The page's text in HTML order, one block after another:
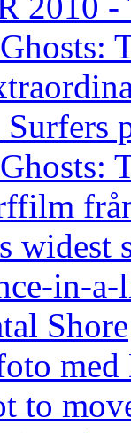
Surfers
widest
in-
Shore
to